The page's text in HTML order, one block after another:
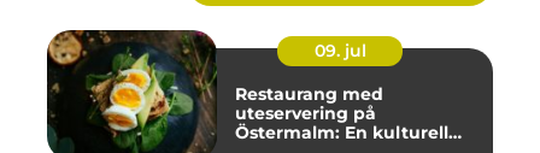
09. jul
Restaurang med
uteservering på
Östermalm: En kulturell